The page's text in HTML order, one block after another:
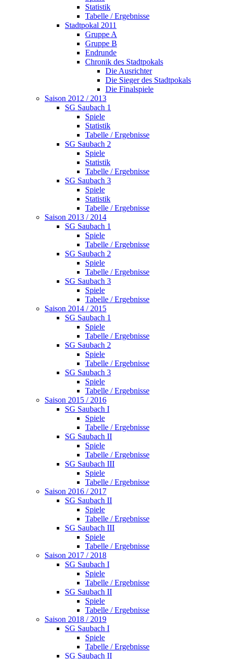
Statistik
Tabelle / Ergebnisse
Stadtpokal 2011
Gruppe A
Gruppe B
Endrunde
Chronik des Stadtpokals
Die Ausrichter
Die Sieger des Stadtpokals
Die Finalspiele
Saison 2012 / 2013
SG Saubach 1
Spiele
Statistik
Tabelle / Ergebnisse
SG Saubach 2
Spiele
Statistik
Tabelle / Ergebnisse
SG Saubach 3
Spiele
Statistik
Tabelle / Ergebnisse
Saison 2013 / 2014
SG Saubach 1
Spiele
Tabelle / Ergebnisse
SG Saubach 2
Spiele
Tabelle / Ergebnisse
SG Saubach 3
Spiele
Tabelle / Ergebnisse
Saison 2014 / 2015
SG Saubach 1
Spiele
Tabelle / Ergebnisse
SG Saubach 2
Spiele
Tabelle / Ergebnisse
SG Saubach 3
Spiele
Tabelle / Ergebnisse
Saison 2015 / 2016
SG Saubach I
Spiele
Tabelle / Ergebnisse
SG Saubach II
Spiele
Tabelle / Ergebnisse
SG Saubach III
Spiele
Tabelle / Ergebnisse
Saison 2016 / 2017
SG Saubach II
Spiele
Tabelle / Ergebnisse
SG Saubach III
Spiele
Tabelle / Ergebnisse
Saison 2017 / 2018
SG Saubach I
Spiele
Tabelle / Ergebnisse
SG Saubach II
Spiele
Tabelle / Ergebnisse
Saison 2018 / 2019
SG Saubach I
Spiele
Tabelle / Ergebnisse
SG Saubach II